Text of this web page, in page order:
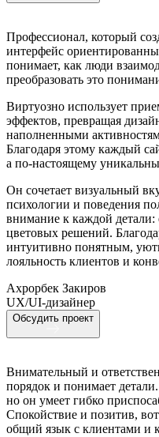
Профессионал, который
интерфейс
понимает, как люди
преобразовать это
Виртуозно использует
эффектов, превращая
наполненными
Благодаря этому каждый
а по-настоящему
Он сочетает визуальный
психологии и поведения
внимание к каждой
цветовых решений.
интуитивно понятным,
лояльность клиентов и
Ахрорбек Закиров
UX/UI-дизайнер
Обсудить проект
Внимательный и
порядок и понимает
но он умеет гибко
Спокойствие и позитив,
общий язык с клиентами и